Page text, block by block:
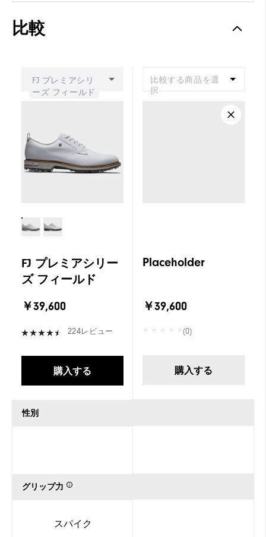
比較
FJ プレミアシリ
ーズ フィールド
FJ プレミアシリー
ズ フィールド
￥39,600
224レビュー
購入する
性別
グリップ力
スパイク
比較する商品を選
択
Placeholder
￥39,600
(0)
購入する